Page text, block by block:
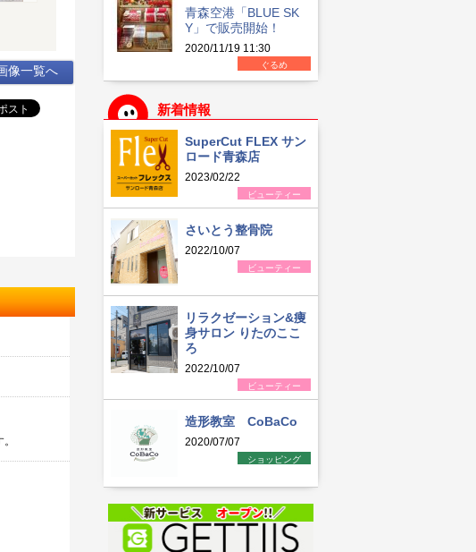
像一覧へ
青森空港「BLUE SK
Y」で販売開始！
2020/11/19 11:30
ぐるめ
新着情報
SuperCut FLEX サン
ロード青森店
2023/02/22
ビューティー
さいとう整骨院
2022/10/07
ビューティー
リラクゼーション&痩
身サロン りたのここ
ろ
2022/10/07
ビューティー
造形教室 CoBaCo
2020/07/07
ショッピング